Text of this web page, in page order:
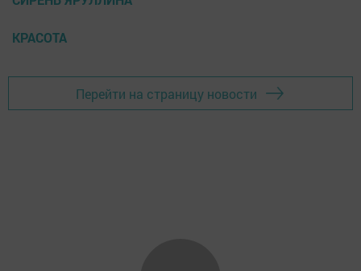
КРАСОТА
Перейти на страницу новости